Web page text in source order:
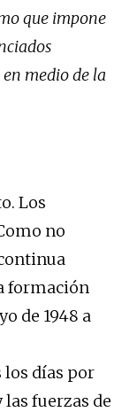
que impone
medio de la
Los
no
formación
de 1948 a
los días por
fuerzas de